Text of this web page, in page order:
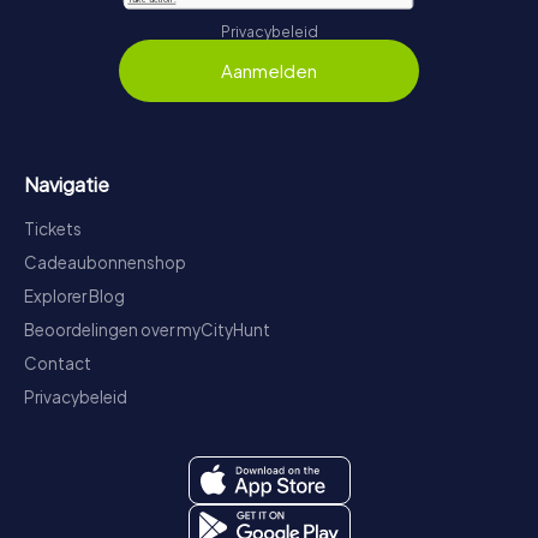
Privacybeleid
Aanmelden
Navigatie
Tickets
Cadeaubonnenshop
Explorer Blog
Beoordelingen over myCityHunt
Contact
Privacybeleid